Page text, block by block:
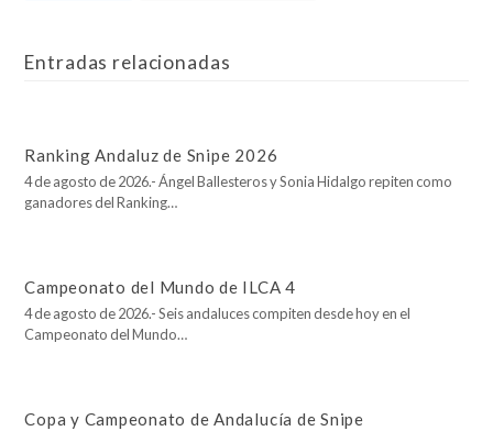
Entradas relacionadas
Ranking Andaluz de Snipe 2026
4 de agosto de 2026.- Ángel Ballesteros y Sonia Hidalgo repiten como
ganadores del Ranking…
Campeonato del Mundo de ILCA 4
4 de agosto de 2026.- Seis andaluces compiten desde hoy en el
Campeonato del Mundo…
Copa y Campeonato de Andalucía de Snipe